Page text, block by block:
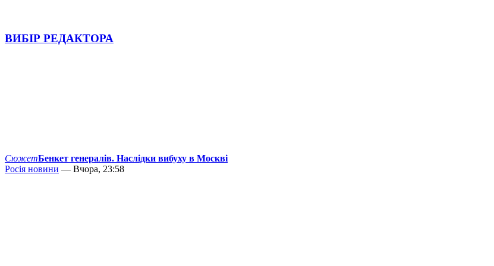
ВИБІР РЕДАКТОРА
СюжетБенкет генералів. Наслідки вибуху в Москві
Росія новини — Вчора, 23:58